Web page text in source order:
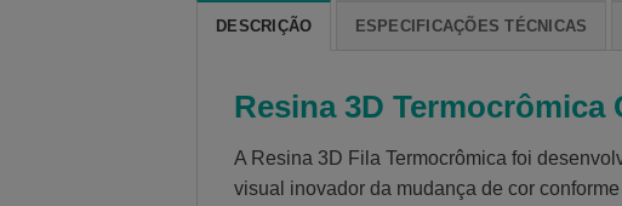
DESCRIÇÃO ESPECIFICAÇÕES TÉCNICAS
Resina 3D Termocrômica
A Resina 3D Fila Termocrômica foi
visual inovador da mudança de cor